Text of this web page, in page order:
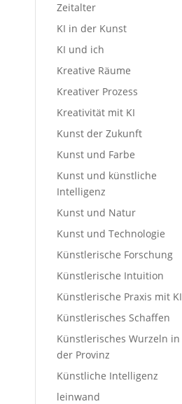
Zeitalter
KI in der Kunst
KI und ich
Kreative Räume
Kreativer Prozess
Kreativität mit KI
Kunst der Zukunft
Kunst und Farbe
Kunst und künstliche
Intelligenz
Kunst und Natur
Kunst und Technologie
Künstlerische Forschung
Künstlerische Intuition
Künstlerische Praxis mit KI
Künstlerisches Schaffen
Künstlerisches Wurzeln in
der Provinz
Künstliche Intelligenz
leinwand